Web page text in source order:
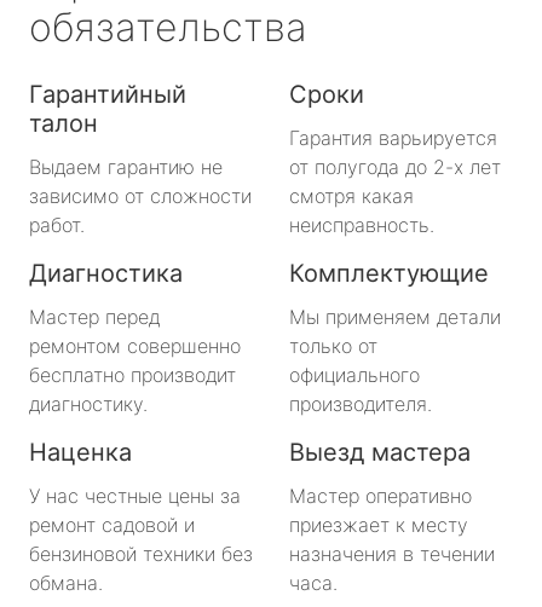
обязательства
Гарантийный
талон
Выдаем гарантию не
зависимо от сложности
работ.
Сроки
Гарантия варьируется
от полугода до 2-х лет
смотря какая
неисправность.
Диагностика
Мастер перед
ремонтом совершенно
бесплатно производит
диагностику.
Комплектующие
Мы применяем детали
только от
официального
производителя.
Наценка
У нас честные цены за
ремонт садовой и
бензиновой техники без
обмана.
Выезд мастера
Мастер оперативно
приезжает к месту
назначения в течении
часа.